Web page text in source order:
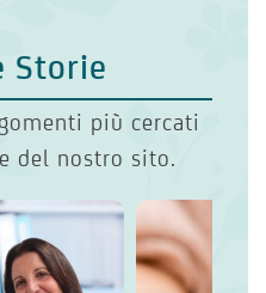
Storie
più cercati
del nostro sito.